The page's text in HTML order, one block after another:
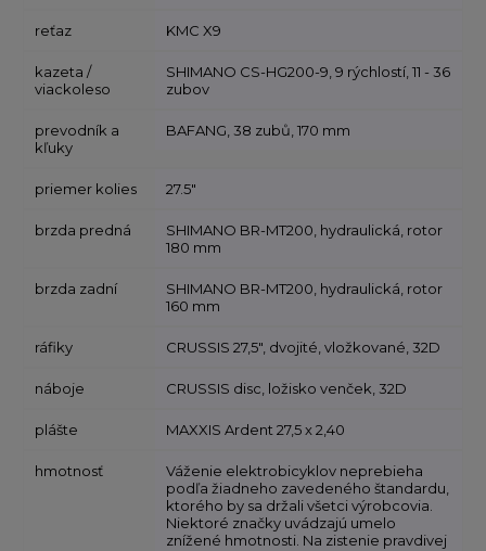
reťaz KMC X9
kazeta /
viackoleso
SHIMANO CS-HG200-9, 9 rýchlostí, 11 - 36
zubov
prevodník a
kľuky
BAFANG, 38 zubů, 170 mm
priemer kolies 27.5"
brzda predná
SHIMANO BR-MT200, hydraulická, rotor
180 mm
brzda zadní
SHIMANO BR-MT200, hydraulická, rotor
160 mm
ráfiky CRUSSIS 27,5", dvojité, vložkované, 32D
náboje CRUSSIS disc, ložisko venček, 32D
plášte MAXXIS Ardent 27,5 x 2,40
hmotnosť
Váženie elektrobicyklov neprebieha
podľa žiadneho zavedeného štandardu,
ktorého by sa držali všetci výrobcovia.
Niektoré značky uvádzajú umelo
znížené hmotnosti. Na zistenie pravdivej